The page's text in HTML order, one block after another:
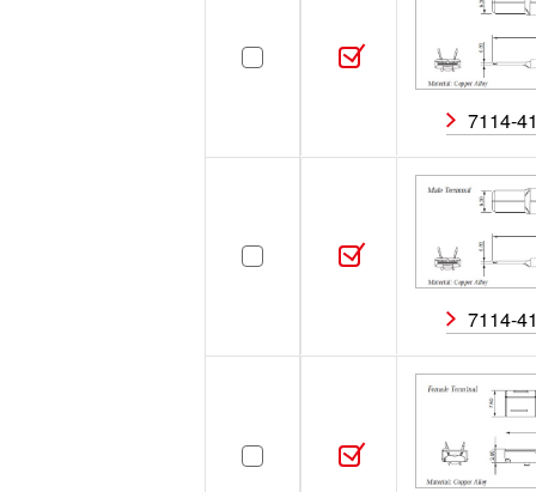
ハイブリッド ハイ
極数
オス
7114-
7114-